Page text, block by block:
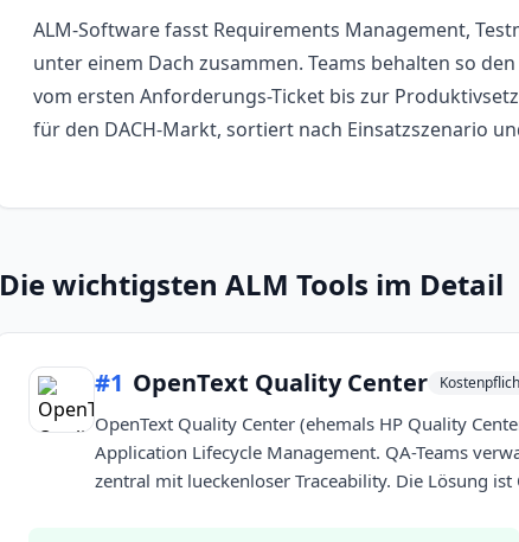
ALM-Software fasst Requirements Management,
unter einem Dach zusammen. Teams behalten so
vom ersten Anforderungs-Ticket bis zur
für den DACH-Markt, sortiert nach Einsatzszenario
Die wichtigsten ALM Tools im Detail
#1 OpenText Quality Center
OpenText Quality Center (ehemals HP Quality
Application Lifecycle Management. QA-Teams
zentral mit lueckenloser Traceability. Die Lösung